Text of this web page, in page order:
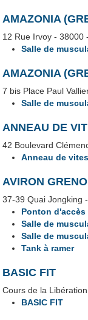
AMAZONIA
12 Rue Irvoy - 38000
Salle de
AMAZONIA
7 bis Place Paul
Salle de
ANNEAU DE
42 Boulevard
Anneau de
AVIRON
37-39 Quai Jongking
Ponton d'accès
Salle de
Salle de
Tank à ramer
BASIC FIT
Cours de la
BASIC FIT